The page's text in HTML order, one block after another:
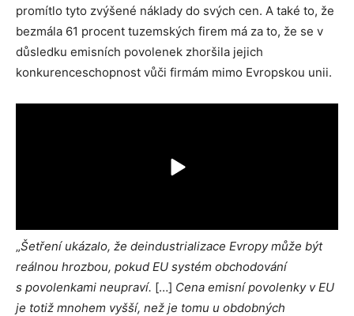
promítlo tyto zvýšené náklady do svých cen. A také to, že
bezmála 61 procent tuzemských firem má za to, že se v
důsledku emisních povolenek zhoršila jejich
konkurenceschopnost vůči firmám mimo Evropskou unii.
„Šetření ukázalo, že deindustrializace Evropy může být
reálnou hrozbou, pokud EU systém obchodování
s povolenkami neupraví. […] Cena emisní povolenky v EU
je totiž mnohem vyšší, než je tomu u obdobných